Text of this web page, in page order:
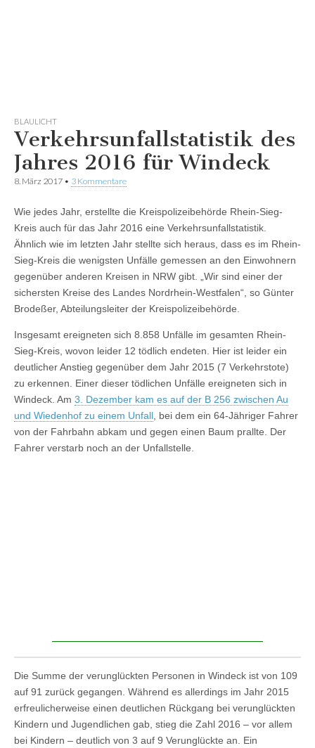
BLAULICHT
Verkehrsunfallstatistik des
Jahres 2016 für Windeck
8. März 2017 • 3 Kommentare
Wie jedes Jahr, erstellte die Kreispolizeibehörde Rhein-Sieg-
Kreis auch für das Jahr 2016 eine Verkehrsunfallstatistik.
Ähnlich wie im letzten Jahr stellte sich heraus, dass es im Rhein-
Sieg-Kreis die wenigsten Unfälle gemessen an den Einwohnern
gegenüber anderen Kreisen in NRW gibt. „Wir sind einer der
sichersten Kreise des Landes Nordrhein-Westfalen“, so Günter
Brodeßer, Abteilungsleiter der Kreispolizeibehörde.
Insgesamt ereigneten sich 8.858 Unfälle im gesamten Rhein-
Sieg-Kreis, wovon leider 12 tödlich endeten. Hier ist leider ein
deutlicher Anstieg gegenüber dem Jahr 2015 (7 Verkehrstote)
zu erkennen. Einer dieser tödlichen Unfälle ereigneten sich in
Windeck. Am 3. Dezember kam es auf der B 256 zwischen Au
und Wiedenhof zu einem Unfall , bei dem ein 64-Jähriger Fahrer
von der Fahrbahn abkam und gegen einen Baum prallte. Der
Fahrer verstarb noch an der Unfallstelle.
Die Summe der verunglückten Personen in Windeck ist von 109
auf 91 zurück gegangen. Während es allerdings im Jahr 2015
erfreulicherweise einen deutlichen Rückgang bei verunglückten
Kindern und Jugendlichen gab, stieg die Zahl 2016 – vor allem
bei Kindern – deutlich von 3 auf 9 Verunglückte an. Ein